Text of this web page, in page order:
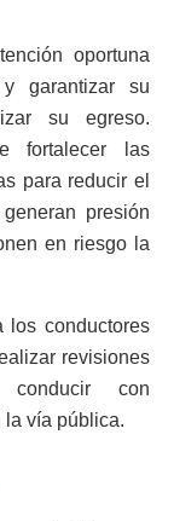
oportuna
garantizar su
su egreso.
fortalecer las
para reducir el
presión
en riesgo la
los conductores
revisiones
con
la vía pública.